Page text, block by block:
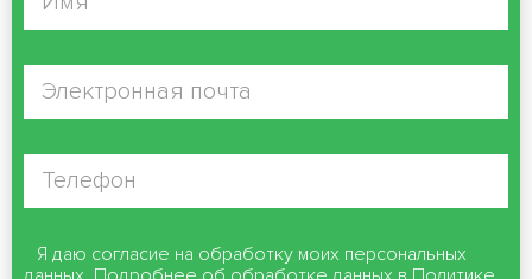
Я даю согласие на обработку моих персональных